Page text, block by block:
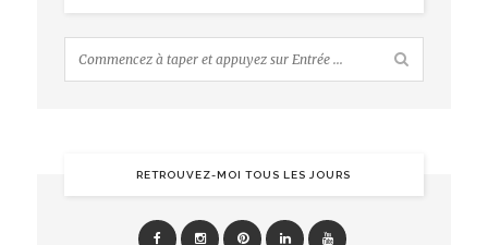
RETROUVEZ-MOI TOUS LES JOURS